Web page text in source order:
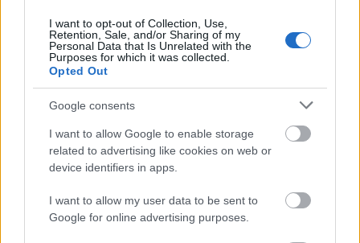
I want to opt-out of Collection, Use,
Retention, Sale, and/or Sharing of my
Personal Data that Is Unrelated with the
Purposes for which it was collected.
Opted Out
Google consents
I want to allow Google to enable storage
related to advertising like cookies on web or
device identifiers in apps.
I want to allow my user data to be sent to
Google for online advertising purposes.